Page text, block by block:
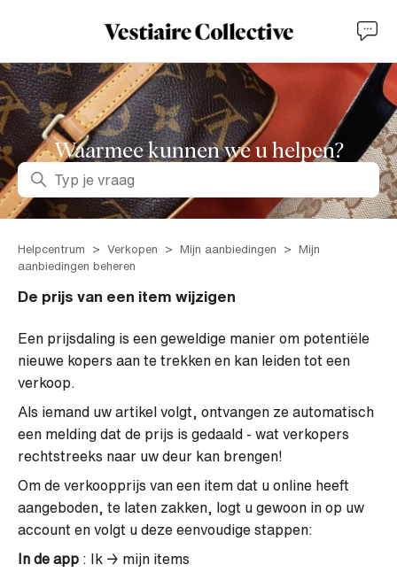
Waarmee kunnen we u helpen?
Zoeken
Helpcentrum Verkopen Mijn aanbiedingen
Mijn
aanbiedingen beheren
De prijs van een item wijzigen
Een prijsdaling is een geweldige manier om potentiële
nieuwe kopers aan te trekken en kan leiden tot een
verkoop.
Als iemand uw artikel volgt, ontvangen ze automatisch
een melding dat de prijs is gedaald - wat verkopers
rechtstreeks naar uw deur kan brengen!
Om de verkoopprijs van een item dat u online heeft
aangeboden, te laten zakken, logt u gewoon in op uw
account en volgt u deze eenvoudige stappen:
In de app : Ik → mijn items